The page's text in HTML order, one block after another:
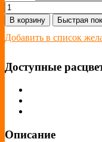
В корзину Быстрая
Добавить в список
Доступные
Описание